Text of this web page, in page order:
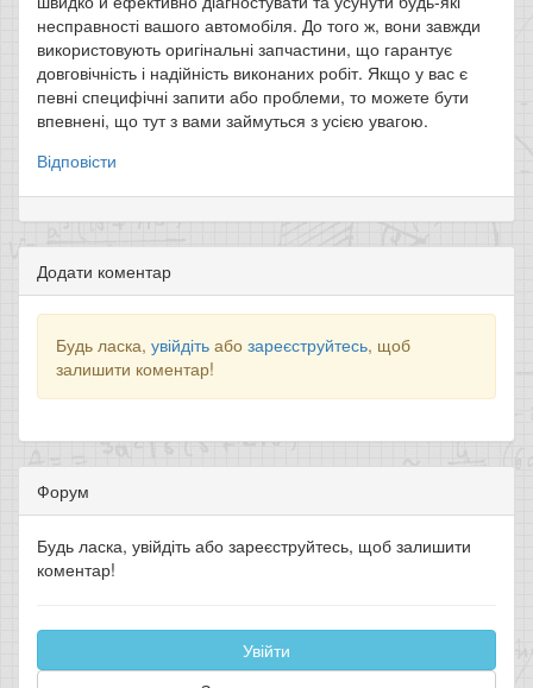
несправності вашого автомобіля. До того ж, вони завжди
використовують оригінальні запчастини, що гарантує
довговічність і надійність виконаних робіт. Якщо у вас є
певні специфічні запити або проблеми, то можете бути
впевнені, що тут з вами займуться з усією увагою.
Відповісти
Додати коментар
Будь ласка, увійдіть або зареєструйтесь, щоб
залишити коментар!
Форум
Будь ласка, увійдіть або зареєструйтесь, щоб залишити
коментар!
Увійти